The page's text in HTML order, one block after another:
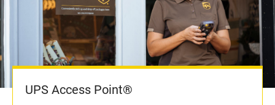
UPS Access Point®